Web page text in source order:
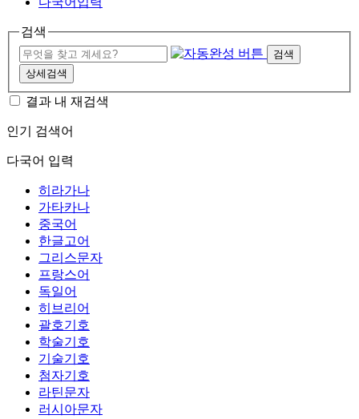
검색
검색
상세검색
결과 내 재검색
인기 검색어
다국어 입력
히라가나
가타카나
중국어
한글고어
그리스문자
프랑스어
독일어
히브리어
괄호기호
학술기호
기술기호
첨자기호
라틴문자
러시아문자